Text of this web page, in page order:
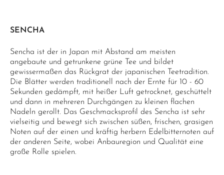
SENCHA
Sencha ist der in Japan mit Abstand am meisten
angebaute und getrunkene grüne Tee und bildet
gewissermaßen das Rückgrat der japanischen Teetradition.
Die Blätter werden traditionell nach der Ernte für 10 - 60
Sekunden gedämpft, mit heißer Luft getrocknet, geschüttelt
und dann in mehreren Durchgängen zu kleinen flachen
Nadeln gerollt. Das Geschmacksprofil des Sencha ist sehr
vielseitig und bewegt sich zwischen süßen, frischen, grasigen
Noten auf der einen und kräftig herbern Edelbitternoten auf
der anderen Seite, wobei Anbauregion und Qualität eine
große Rolle spielen.